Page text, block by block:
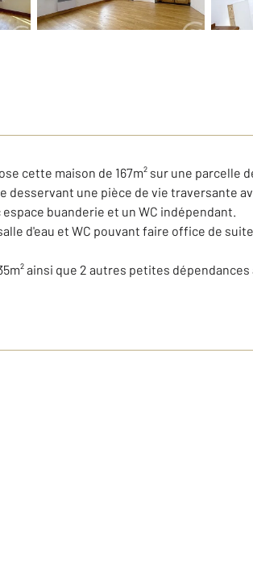
cette maison de 167m² sur une parcelle
une pièce de vie traversante
buanderie et un WC indépendant.
d'eau et WC pouvant faire office de
ainsi que 2 autres petites dépendances